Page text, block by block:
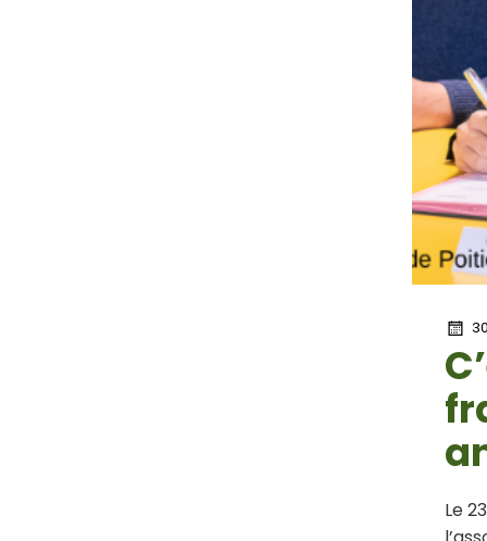
Le